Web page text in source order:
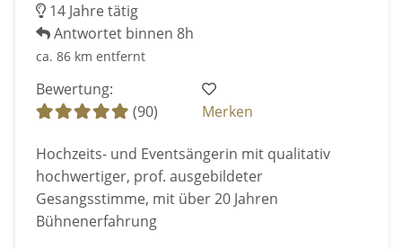
14 Jahre tätig
Antwortet binnen 8h
ca. 86 km entfernt
Bewertung:
(90)
Merken
Hochzeits- und Eventsängerin mit qualitativ
hochwertiger, prof. ausgebildeter
Gesangsstimme, mit über 20 Jahren
Bühnenerfahrung